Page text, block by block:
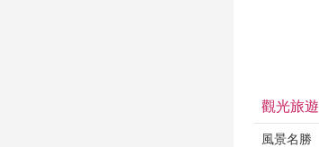
觀光旅遊
風景名勝